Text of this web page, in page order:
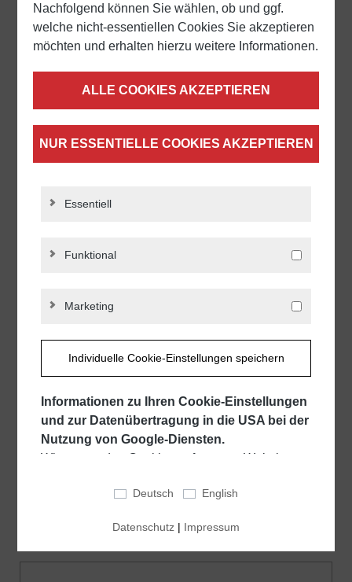
roja de Túria | Valencia
B. VOMBERG GmbH & Co. KG
36381 Schlüchtern | Germany
zum Händler
Nachfolgend können Sie wählen, ob und ggf.
welche nicht-essentiellen Cookies Sie akzeptieren
möchten und erhalten hierzu weitere Informationen.
ALLE COOKIES AKZEPTIEREN
NUR ESSENTIELLE COOKIES AKZEPTIEREN
Essentiell
Funktional
Marketing
Individuelle Cookie-Einstellungen speichern
Informationen zu Ihren Cookie-Einstellungen
und zur Datenübertragung in die USA bei der
Nutzung von Google-Diensten.
Wir verwenden Cookies auf unserer Website.
Website unbedingt erforderlich ("essentiell").
Sie ihrer Verwendung zustimmen (z. B. für
Google Maps).
Deutsch English
Datenschutz | Impressum